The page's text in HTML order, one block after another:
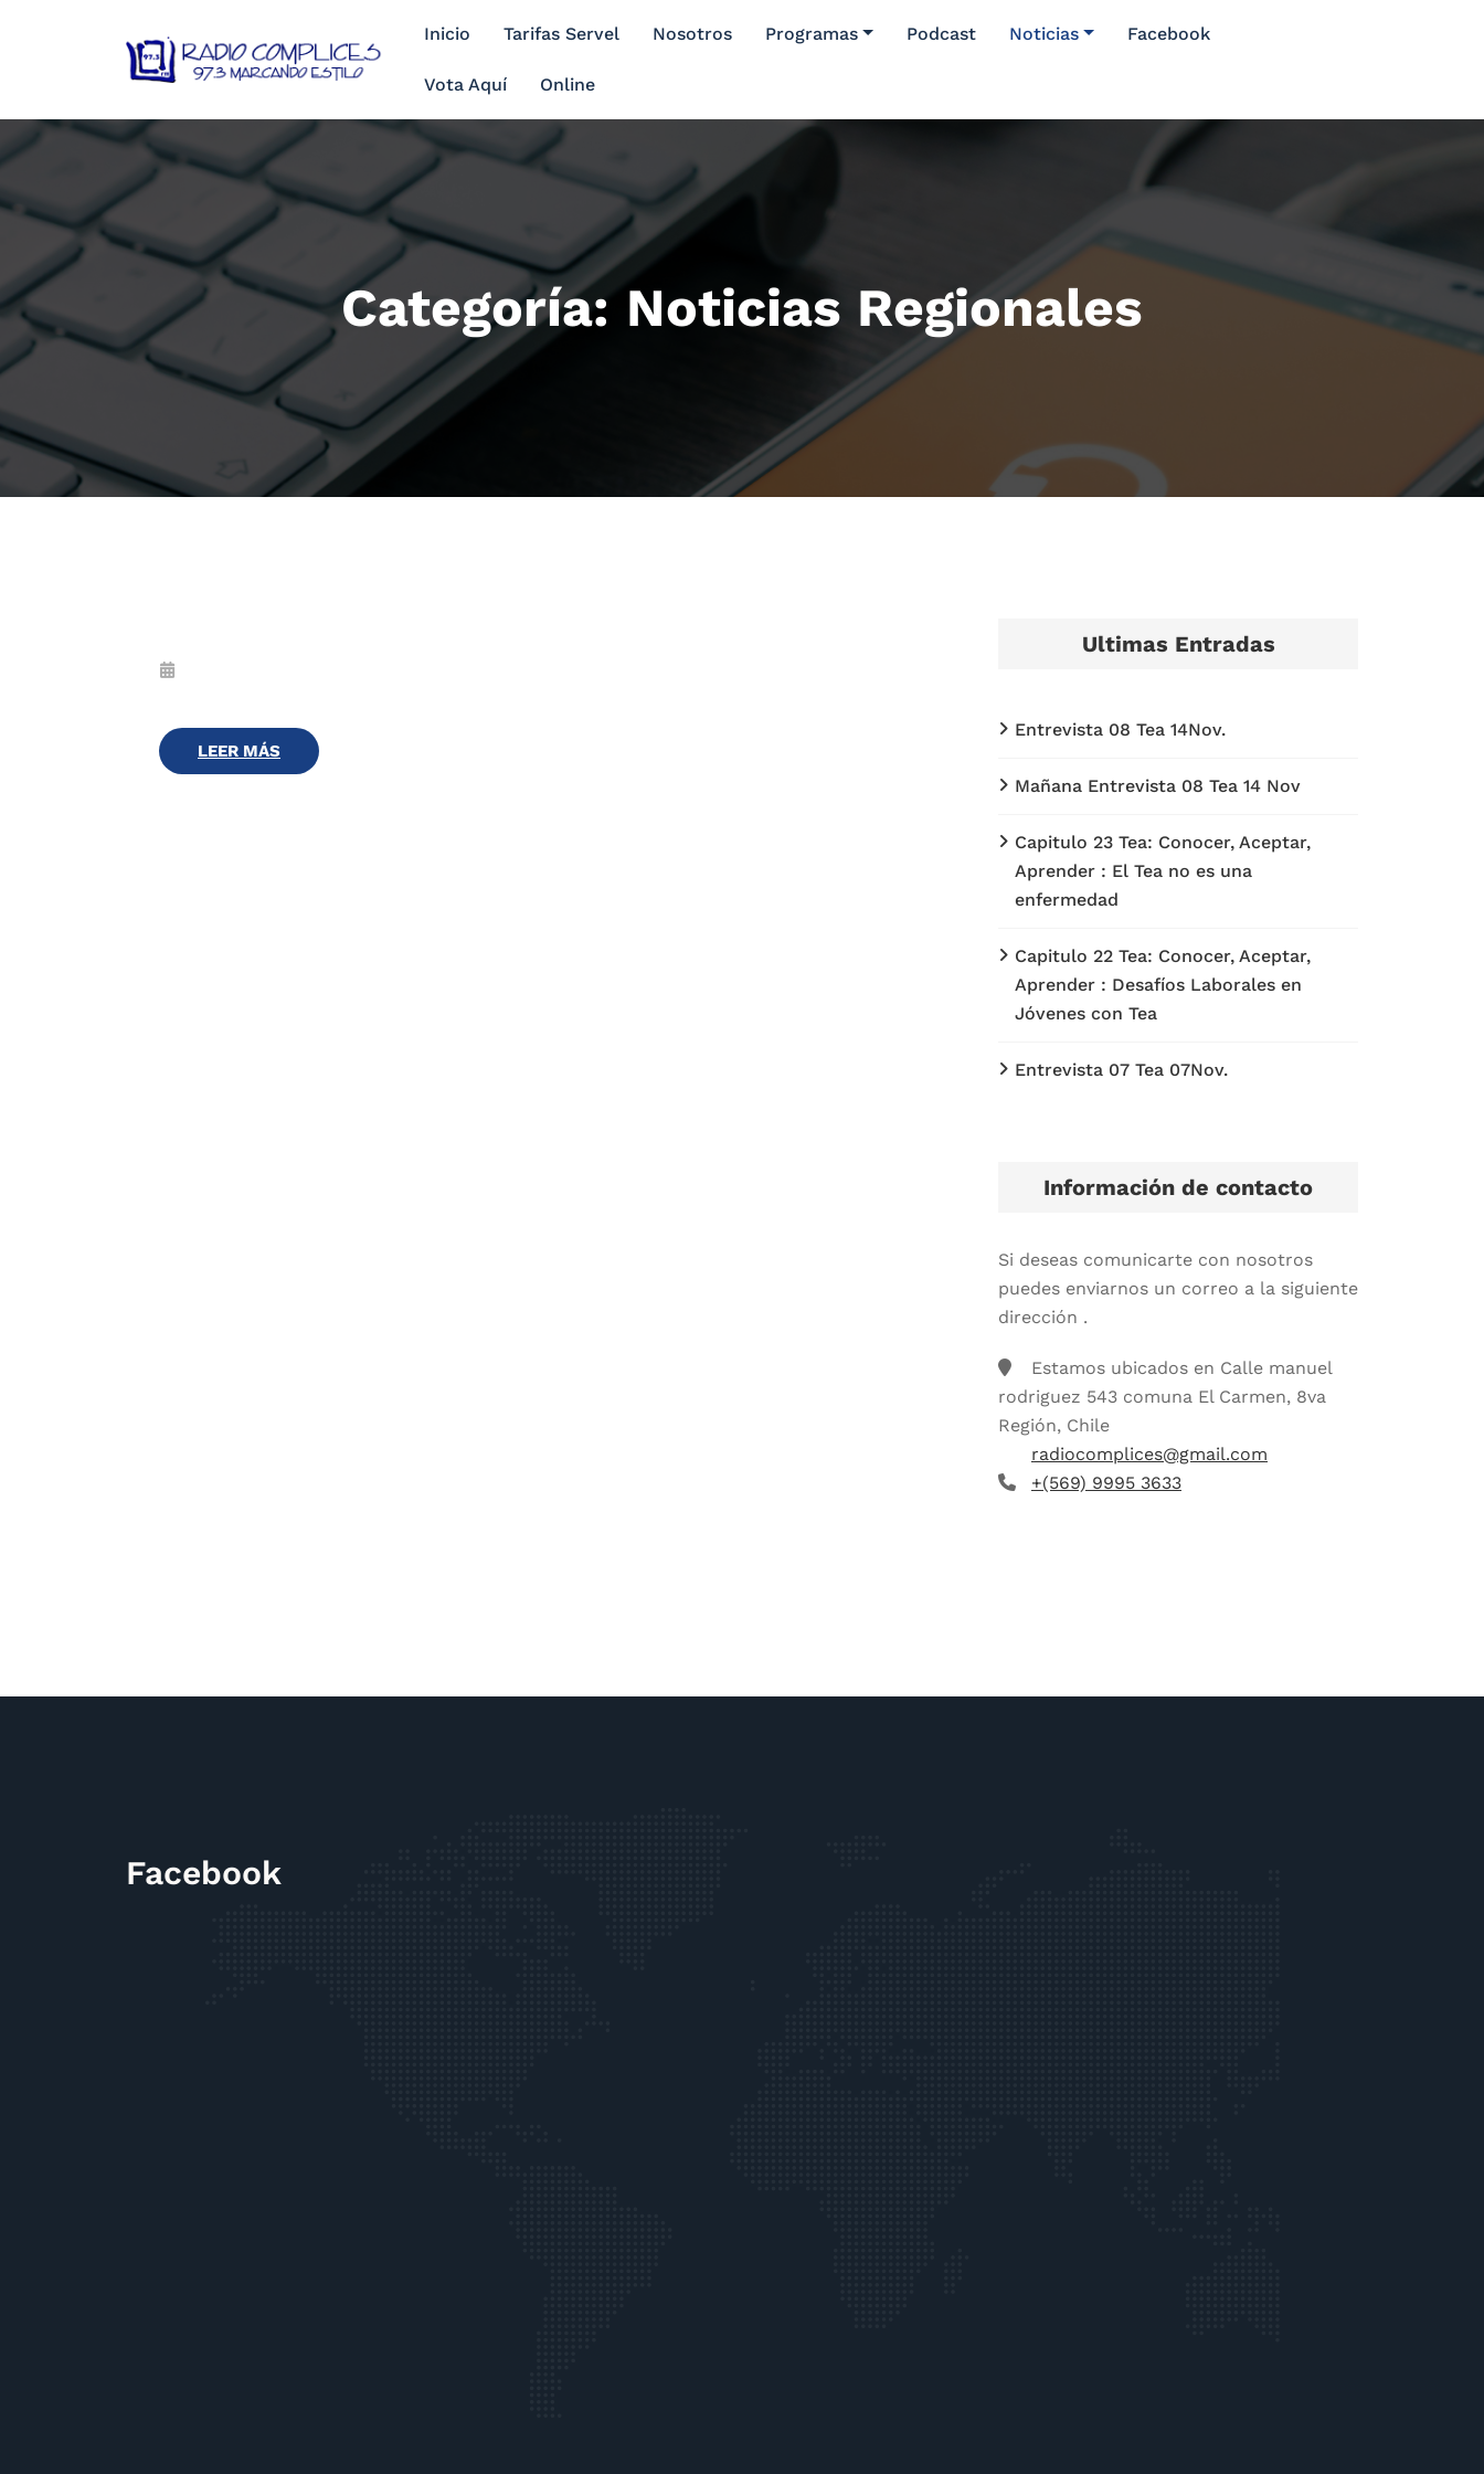
Inicio Tarifas Servel Nosotros Programas Podcast Noticias Facebook
Vota Aquí Online
Categoría: Noticias Regionales
LEER MÁS
Ultimas Entradas
Entrevista 08 Tea 14Nov.
Mañana Entrevista 08 Tea 14 Nov
Capitulo 23 Tea: Conocer, Aceptar,
Aprender : El Tea no es una
enfermedad
Capitulo 22 Tea: Conocer, Aceptar,
Aprender : Desafíos Laborales en
Jóvenes con Tea
Entrevista 07 Tea 07Nov.
Información de contacto
Si deseas comunicarte con nosotros
puedes enviarnos un correo a la siguiente
dirección .
Estamos ubicados en Calle manuel
rodriguez 543 comuna El Carmen, 8va
Región, Chile
radiocomplices@gmail.com
+(569) 9995 3633
Facebook